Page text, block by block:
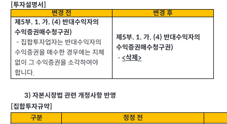
[투자설명서]
변경 전
변경 후
제 5부. 1.가. (4) 반대수익자의
수익증권매수청구권)
- 집합투자업자는 반대수익자의
수익증권을 매수한 경우에는 지체
없이 그 수익증권을 소각하여야
합니다.
제 5부. 1.가. (4) 반대수익자의
수익증권매수청구권)
-<삭제 >
3) 자본시장법 관련 개정사항 반영
집합투자규약
구분
정정 전